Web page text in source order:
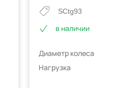
SCtg93
в наличии
Диаметр колеса
Нагрузка